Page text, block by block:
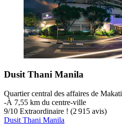
Dusit Thani Manila
Quartier central des affaires de Makati
‐À 7,55 km du centre-ville
9/10 Extraordinaire ! (2 915 avis)
Dusit Thani Manila